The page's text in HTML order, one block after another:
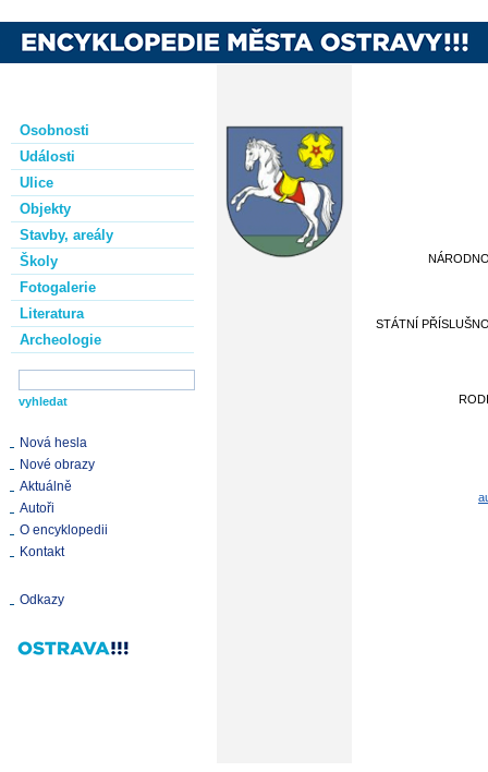
Osobnosti
Události
Ulice
Objekty
Stavby, areály
Školy
Fotogalerie
Literatura
Archeologie
Nová hesla
Nové obrazy
Aktuálně
Autoři
O encyklopedii
Kontakt
Odkazy
STÁTNÍ